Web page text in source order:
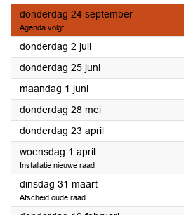
donderdag 24 september2026
Agenda volgt
donderdag 2 juli2026
donderdag 25 juni2026
maandag 1 juni2026
donderdag 28 mei2026
donderdag 23 april2026
woensdag 1 april2026
Installatie nieuwe raad
dinsdag 31 maart2026
Afscheid oude raad